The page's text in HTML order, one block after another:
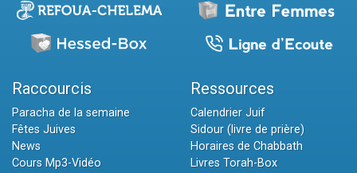
Raccourcis
Paracha de la semaine
Fêtes Juives
News
Cours Mp3-Vidéo
Ressources
Calendrier Juif
Sidour (livre de prière)
Horaires de Chabbath
Livres Torah-Box